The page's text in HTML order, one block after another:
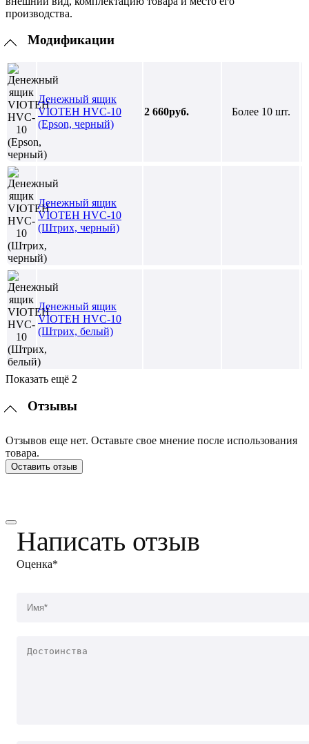
производства.
Модификации
Денежный ящик
VIOTEH HVC-10
(Epson, черный)
2 660руб. Более 10 шт.
Денежный ящик
VIOTEH HVC-10
(Штрих, черный)
Денежный ящик
VIOTEH HVC-10
(Штрих, белый)
Показать ещё 2
Отзывы
Отзывов еще нет. Оставьте свое мнение после использования
товара.
Оставить отзыв
Написать отзыв
Оценка*